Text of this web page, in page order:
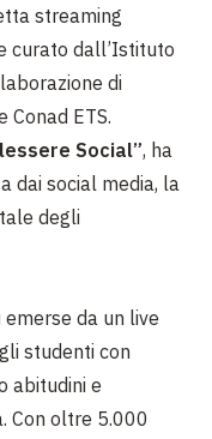
streaming
curato dall’Istituto
di
Conad ETS.
Social”, ha
dai social media, la
degli
da un live
studenti con
abitudini e
Con oltre 5.000